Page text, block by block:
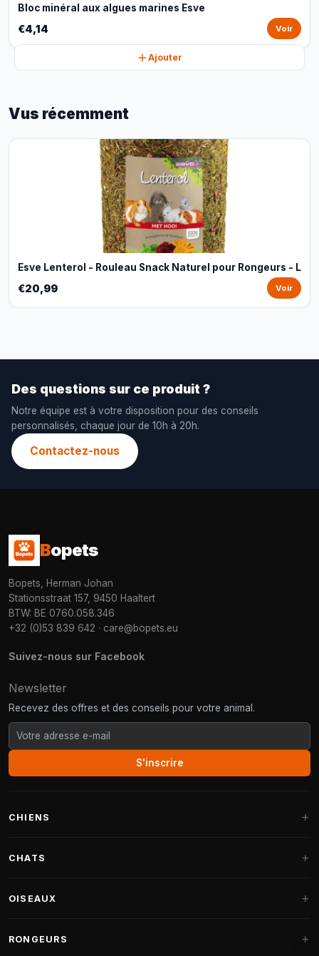
Bloc minéral aux algues marines Esve
€4,14 Voir
Ajouter
Vus récemment
Esve Lenterol - Rouleau Snack Naturel pour Rongeurs - L
€20,99 Voir
Des questions sur ce produit ?
Notre équipe est à votre disposition pour des conseils
personnalisés, chaque jour de 10h à 20h.
Contactez-nous
Bopets
Bopets, Herman Johan
Stationsstraat 157, 9450 Haaltert
BTW: BE 0760.058.346
+32 (0)53 839 642 · care@bopets.eu
Suivez-nous sur Facebook
Newsletter
Recevez des offres et des conseils pour votre animal.
S'inscrire
CHIENS
Paniers Fantail
CHATS
Arbres à chat Maine Coon
OISEAUX
RONGEURS